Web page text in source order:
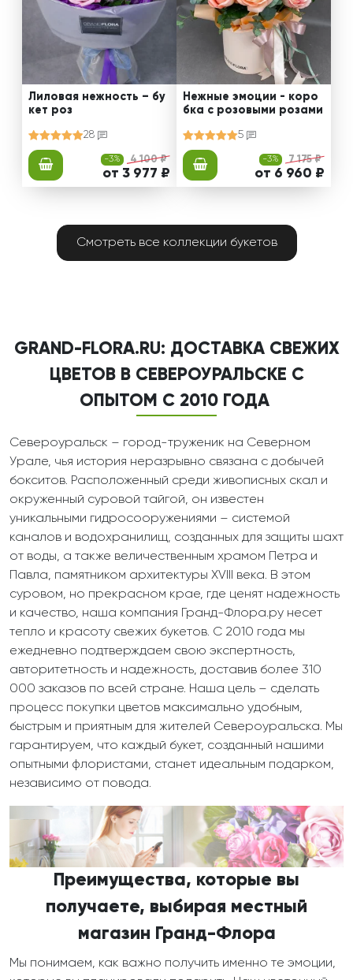
Лиловая нежность – бу
кет роз
28
-3% 4 100 ₽
от 3 977 ₽
Нежные эмоции - коро
бка с розовыми розами
5
-3% 7 175 ₽
от 6 960 ₽
Смотреть все коллекции букетов
GRAND-FLORA.RU: ДОСТАВКА СВЕЖИХ
ЦВЕТОВ В СЕВЕРОУРАЛЬСКЕ С
ОПЫТОМ С 2010 ГОДА
Североуральск – город-труженик на Северном
Урале, чья история неразрывно связана с добычей
бокситов. Расположенный среди живописных скал и
окруженный суровой тайгой, он известен
уникальными гидросооружениями – системой
каналов и водохранилищ, созданных для защиты шахт
от воды, а также величественным храмом Петра и
Павла, памятником архитектуры XVIII века. В этом
суровом, но прекрасном крае, где ценят надежность
и качество, наша компания Гранд-Флора.ру несет
тепло и красоту свежих букетов. С 2010 года мы
ежедневно подтверждаем свою экспертность,
авторитетность и надежность, доставив более 310
000 заказов по всей стране. Наша цель – сделать
процесс покупки цветов максимально удобным,
быстрым и приятным для жителей Североуральска. Мы
гарантируем, что каждый букет, созданный нашими
опытными флористами, станет идеальным подарком,
независимо от повода.
Преимущества, которые вы
получаете, выбирая местный
магазин Гранд-Флора
Мы понимаем, как важно получить именно те эмоции,